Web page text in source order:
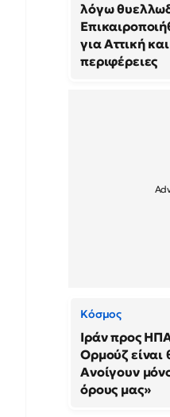
λόγω
για Αττική
περιφέρειες
Κόσμος
Ιράν προς
Ορμούζ είναι
Ανοίγουν
όρους μας»